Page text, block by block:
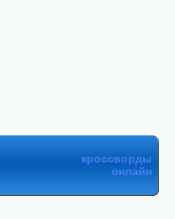
кроссворды
онлайн